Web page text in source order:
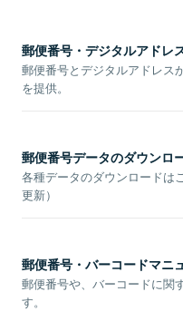
郵便番号・デジタルアドレ
郵便番号とデジタルアドレス
を提供。
郵便番号データのダウンロ
各種データのダウンロードは
更新）
郵便番号・バーコードマニ
郵便番号や、バーコードに関
す。